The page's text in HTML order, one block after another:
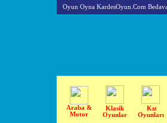
Oyun Oyna KardesOyun.Com
Araba &
Motor
Klasik
Oyunlar
Kız
Oyunları